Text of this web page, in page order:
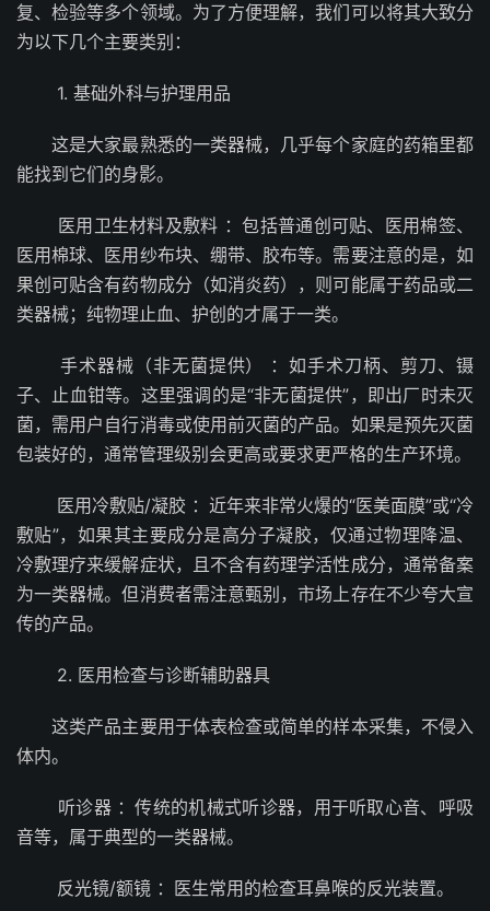
复、检验等多个领域。为了方便理解，我们可以将其大致分
为以下几个主要类别：
1. 基础外科与护理用品
这是大家最熟悉的一类器械，几乎每个家庭的药箱里都
能找到它们的身影。
医用卫生材料及敷料 ：包括普通创可贴、医用棉签、
医用棉球、医用纱布块、绷带、胶布等。需要注意的是，如
果创可贴含有药物成分（如消炎药），则可能属于药品或二
类器械；纯物理止血、护创的才属于一类。
手术器械（非无菌提供） ：如手术刀柄、剪刀、镊
子、止血钳等。这里强调的是“非无菌提供”，即出厂时未灭
菌，需用户自行消毒或使用前灭菌的产品。如果是预先灭菌
包装好的，通常管理级别会更高或要求更严格的生产环境。
医用冷敷贴/凝胶 ：近年来非常火爆的“医美面膜”或“冷
敷贴”，如果其主要成分是高分子凝胶，仅通过物理降温、
冷敷理疗来缓解症状，且不含有药理学活性成分，通常备案
为一类器械。但消费者需注意甄别，市场上存在不少夸大宣
传的产品。
2. 医用检查与诊断辅助器具
这类产品主要用于体表检查或简单的样本采集，不侵入
体内。
听诊器 ：传统的机械式听诊器，用于听取心音、呼吸
音等，属于典型的一类器械。
反光镜/额镜 ：医生常用的检查耳鼻喉的反光装置。